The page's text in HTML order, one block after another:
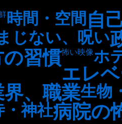
時間・空間 自
じない、呪い
の習慣怖い映像ホ
エレ
界、職業生物
・神社病院の